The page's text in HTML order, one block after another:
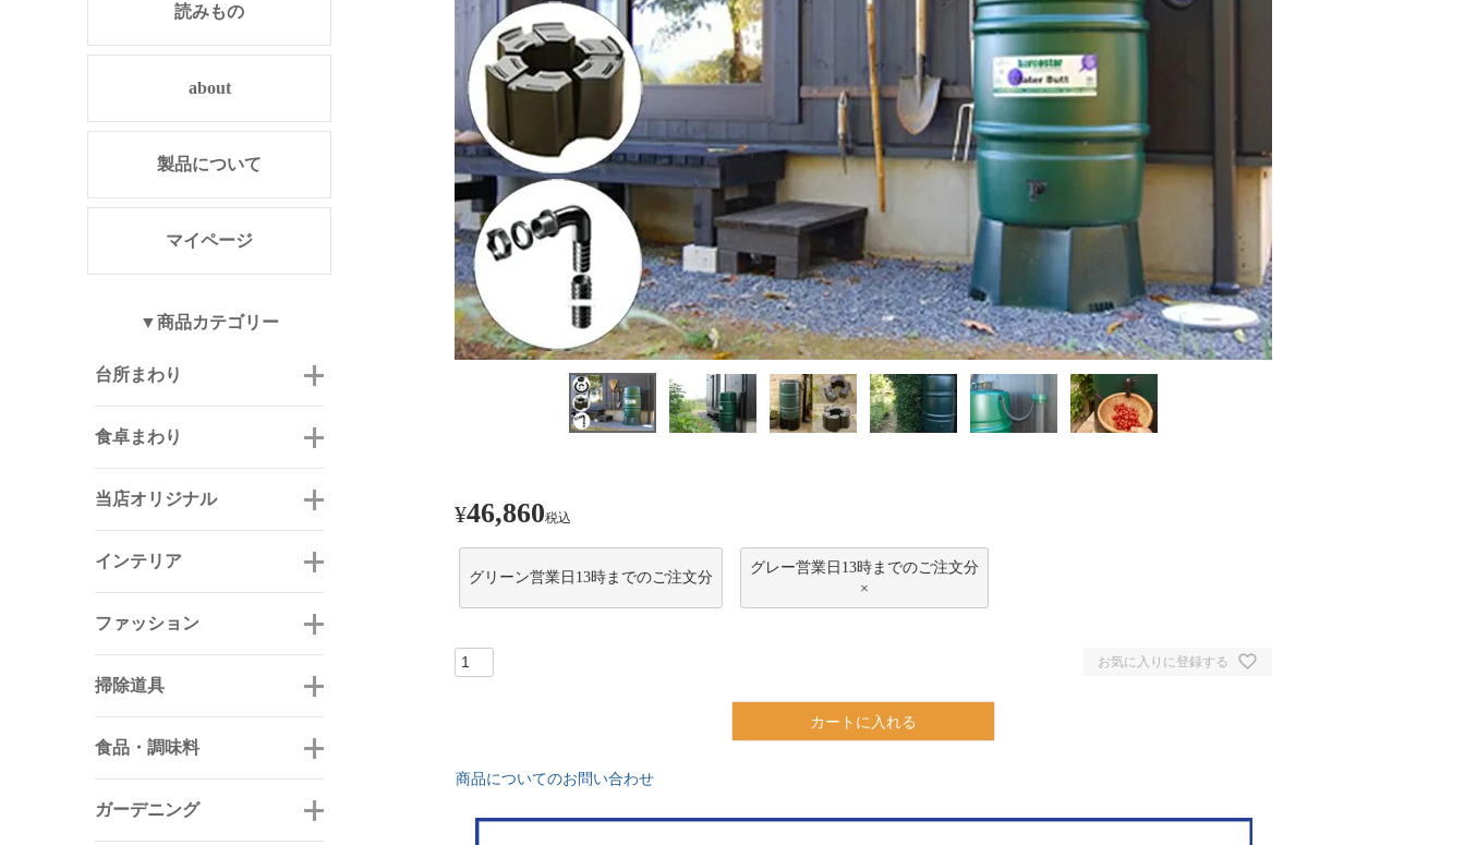
読みもの
about
製品について
マイページ
▼商品カテゴリー
台所まわり
食卓まわり
当店オリジナル
インテリア
ファッション
掃除道具
食品・調味料
ガーデニング
¥46,860税込
グリーン営業日13時までのご注文分
グレー営業日13時までのご注文分
×
お気に入りに登録する
カートに入れる
商品についてのお問い合わせ